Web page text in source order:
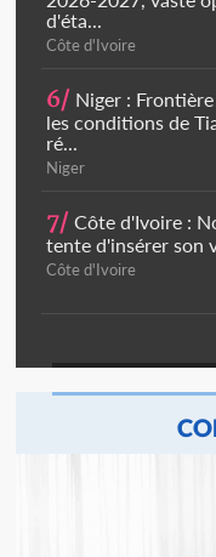
d'éta...
Côte d'Ivoire
6/ Niger :
les conditions de
ré...
Niger
7/ Côte d'Ivoire :
tente d'insérer son
Côte d'Ivoire